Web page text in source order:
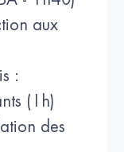
aux
:
(1h)
des